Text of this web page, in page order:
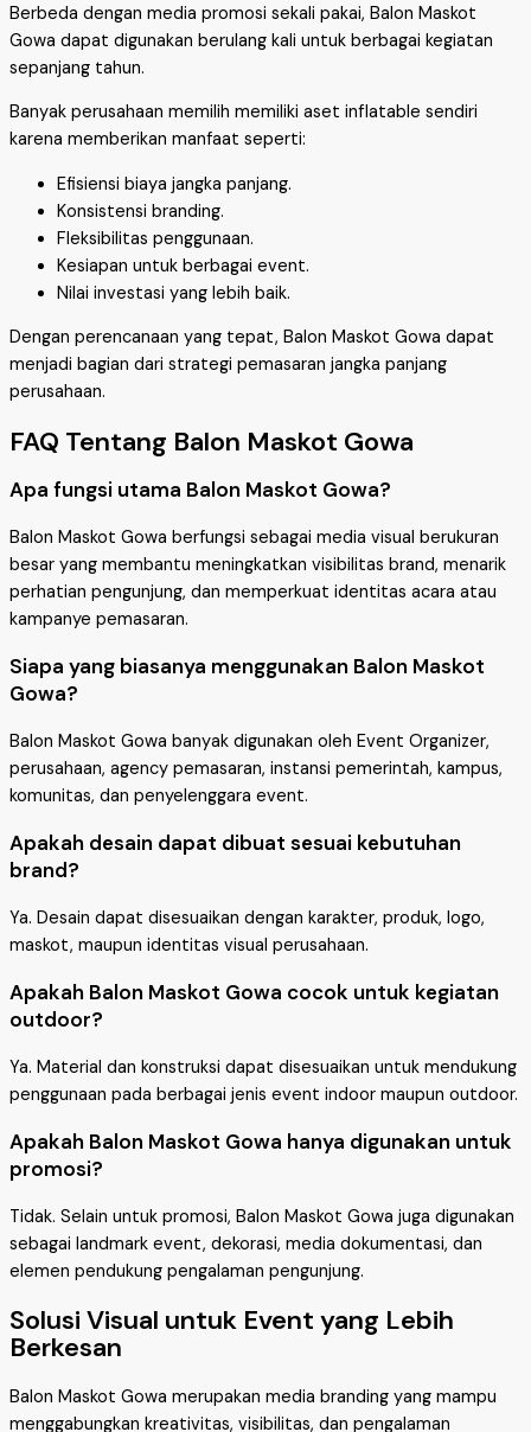
Berbeda dengan media promosi sekali pakai, Balon Maskot
Gowa dapat digunakan berulang kali untuk berbagai kegiatan
sepanjang tahun.
Banyak perusahaan memilih memiliki aset inflatable sendiri
karena memberikan manfaat seperti:
Efisiensi biaya jangka panjang.
Konsistensi branding.
Fleksibilitas penggunaan.
Kesiapan untuk berbagai event.
Nilai investasi yang lebih baik.
Dengan perencanaan yang tepat, Balon Maskot Gowa dapat
menjadi bagian dari strategi pemasaran jangka panjang
perusahaan.
FAQ Tentang Balon Maskot Gowa
Apa fungsi utama Balon Maskot Gowa?
Balon Maskot Gowa berfungsi sebagai media visual berukuran
besar yang membantu meningkatkan visibilitas brand, menarik
perhatian pengunjung, dan memperkuat identitas acara atau
kampanye pemasaran.
Siapa yang biasanya menggunakan Balon Maskot
Gowa?
Balon Maskot Gowa banyak digunakan oleh Event Organizer,
perusahaan, agency pemasaran, instansi pemerintah, kampus,
komunitas, dan penyelenggara event.
Apakah desain dapat dibuat sesuai kebutuhan
brand?
Ya. Desain dapat disesuaikan dengan karakter, produk, logo,
maskot, maupun identitas visual perusahaan.
Apakah Balon Maskot Gowa cocok untuk kegiatan
outdoor?
Ya. Material dan konstruksi dapat disesuaikan untuk mendukung
penggunaan pada berbagai jenis event indoor maupun outdoor.
Apakah Balon Maskot Gowa hanya digunakan untuk
promosi?
Tidak. Selain untuk promosi, Balon Maskot Gowa juga digunakan
sebagai landmark event, dekorasi, media dokumentasi, dan
elemen pendukung pengalaman pengunjung.
Solusi Visual untuk Event yang Lebih
Berkesan
Balon Maskot Gowa merupakan media branding yang mampu
menggabungkan kreativitas, visibilitas, dan pengalaman